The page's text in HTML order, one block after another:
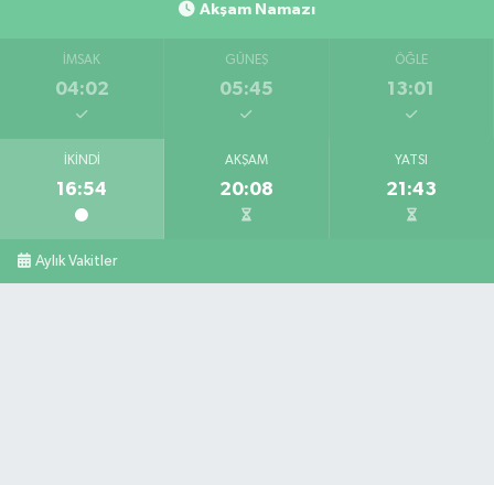
Akşam Namazı
İMSAK
04:02
GÜNEŞ
05:45
ÖĞLE
13:01
İKINDI
16:54
AKŞAM
20:08
YATSI
21:43
Aylık Vakitler